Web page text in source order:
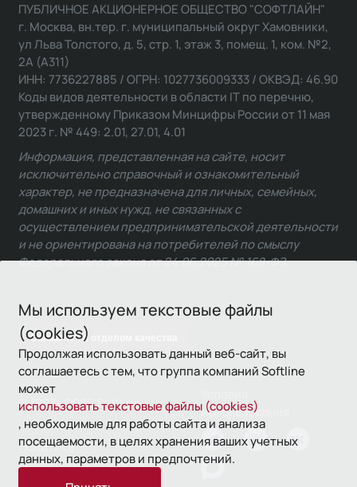
Мы используем текстовые файлы
(cookies)
Продолжая использовать данный веб-сайт, вы
соглашаетесь с тем, что группа компаний Softline
может
использовать текстовые файлы (cookies)
, необходимые для работы сайта и анализа
посещаемости, в целях хранения ваших учетных
данных, параметров и предпочтений.
Связаться с отделом качества
ПУБЛИЧНОЕ АКЦИОНЕРНОЕ ОБЩЕСТВО "СОФТЛАЙН"
г. Москва, вн.тер. г. муниципальный округ Хамовники,
ул Льва Толстого, д. 5, стр. 1, этаж 3, помещ. 1, ком. №2,
2А (А311)
ИНН: 7736227885 / ОГРН: 1027736009333 / ОКВЭД: 46.90
Коды видов деятельности в области IT по перечню,
утвержденному Приказом Минцифры России от 11 мая
2023 г. № 449: 2.01, 27.01, 4.01
Информация, представленная на сайте, носит
исключительно справочный и ознакомительный
характер, не предназначена для личных, семейных,
домашних и иных нужд, не связанных с
осуществлением предпринимательской деятельности
и не ориентирована на потребителей по смыслу
Федерального закона от 24.06.2025 № 168-ФЗ.
© 1993—2026 Softline
использования
Политика
конфиденциальности